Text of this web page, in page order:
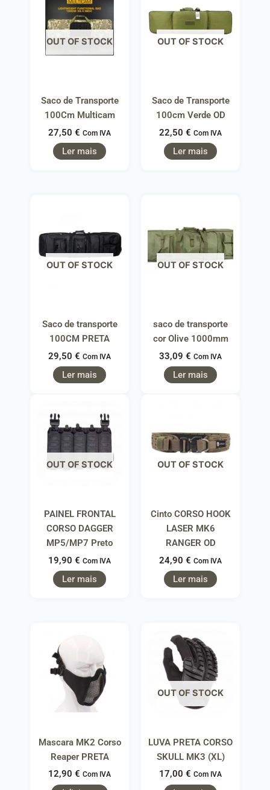
OUT OF STOCK
Saco de Transporte
100Cm Multicam
27,50 € Com IVA
Ler mais
OUT OF STOCK
Saco de Transporte
100cm Verde OD
22,50 € Com IVA
Ler mais
OUT OF STOCK
Saco de transporte
100CM PRETA
29,50 € Com IVA
Ler mais
OUT OF STOCK
saco de transporte
cor Olive 1000mm
33,09 € Com IVA
Ler mais
OUT OF STOCK
PAINEL FRONTAL
CORSO DAGGER
MP5/MP7 Preto
19,90 € Com IVA
Ler mais
OUT OF STOCK
Cinto CORSO HOOK
LASER MK6
RANGER OD
24,90 € Com IVA
Ler mais
Mascara MK2 Corso
Reaper PRETA
12,90 € Com IVA
OUT OF STOCK
LUVA PRETA CORSO
SKULL MK3 (XL)
17,00 € Com IVA